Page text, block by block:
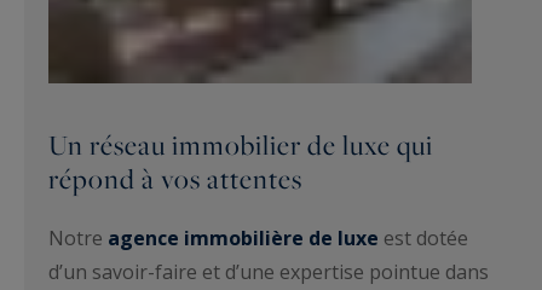
Un réseau immobilier de luxe qui
répond à vos attentes
Notre agence immobilière de luxe est dotée
d’un savoir-faire et d’une expertise pointue dans